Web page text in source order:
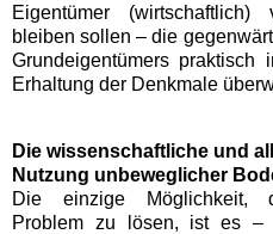
Eigentümer
bleiben sollen – die
Grundeigentümers praktisch
Erhaltung der Denkmale
Die wissenschaftliche und
Nutzung unbeweglicher
Die einzige Möglichkeit,
Problem zu lösen, ist es –